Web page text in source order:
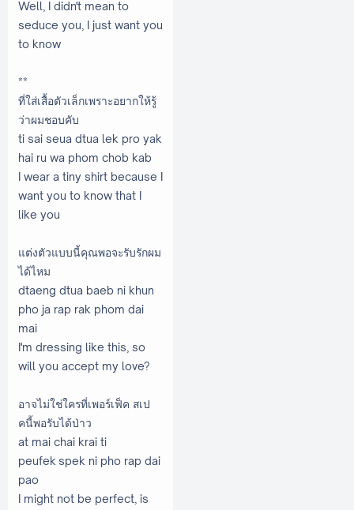
Well, I didn't mean to
seduce you, I just want you
to know
**
ที่ใส่เสื้อตัวเล็กเพราะอยากให้รู้
ว่าผมชอบคับ
ti sai seua dtua lek pro yak
hai ru wa phom chob kab
I wear a tiny shirt because I
want you to know that I
like you
แต่งตัวแบบนี้คุณพอจะรับรักผม
ได้ไหม
dtaeng dtua baeb ni khun
pho ja rap rak phom dai
mai
I'm dressing like this, so
will you accept my love?
อาจไม่ใช่ใครที่เพอร์เฟ็ค สเป
คนี้พอรับได้ป่าว
at mai chai krai ti
peufek spek ni pho rap dai
pao
I might not be perfect, is